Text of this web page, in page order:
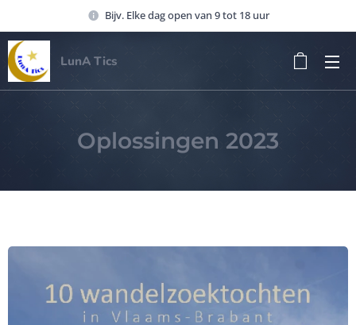
Bijv. Elke dag open van 9 tot 18 uur
LunA Tics
Oplossingen 2023